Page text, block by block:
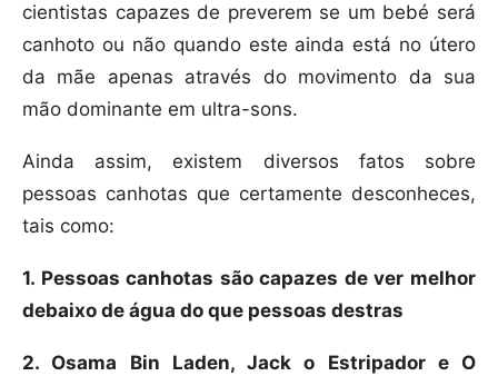
cientistas capazes de preverem se um bebé será
canhoto ou não quando este ainda está no útero
da mãe apenas através do movimento da sua
mão dominante em ultra-sons.
Ainda assim, existem diversos fatos sobre
pessoas canhotas que certamente desconheces,
tais como:
1. Pessoas canhotas são capazes de ver melhor
debaixo de água do que pessoas destras
2. Osama Bin Laden, Jack o Estripador e O